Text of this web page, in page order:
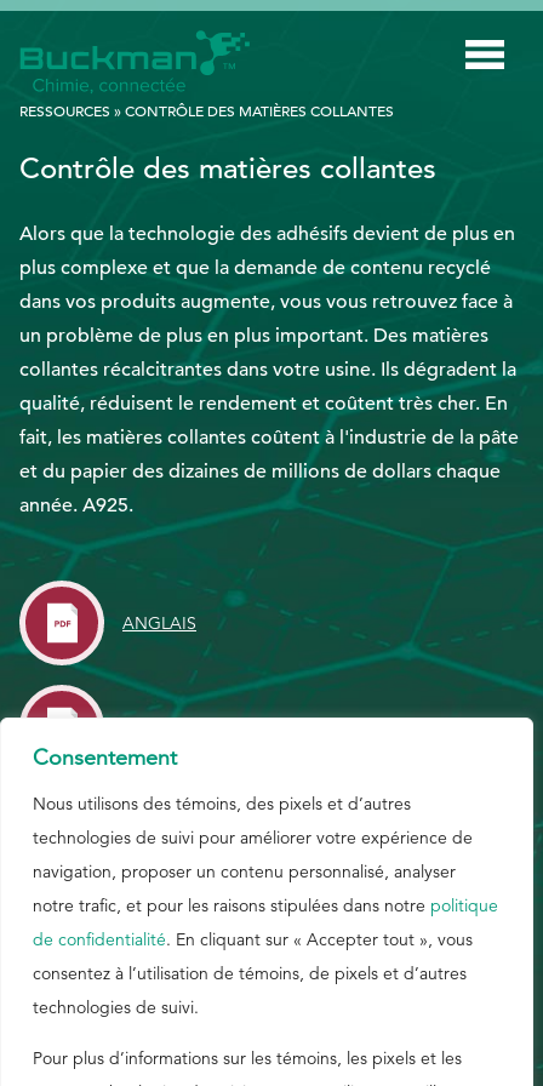
Consentement
Nous utilisons des témoins, des pixels et d’autres
technologies de suivi pour améliorer votre expérience de
navigation, proposer un contenu personnalisé, analyser
notre trafic, et pour les raisons stipulées dans notre politique
de confidentialité. En cliquant sur « Accepter tout », vous
consentez à l’utilisation de témoins, de pixels et d’autres
technologies de suivi.
Pour plus d’informations sur les témoins, les pixels et les
INDUSTRIES
TECHNOLOGIE INTELLIGENTE
INNOVATION
APPLICATIONS
DURABILITÉ
À PROPOS DE NOUS
BLOGUE
Nous joindre
Carrières
Rechercher
:
Rechercher
RESSOURCES »CONTRÔLE DES MATIÈRES COLLANTES
Contrôle des matières collantes
Alors que la technologie des adhésifs devient de plus en
plus complexe et que la demande de contenu recyclé
dans vos produits augmente, vous vous retrouvez face à
un problème de plus en plus important. Des matières
collantes récalcitrantes dans votre usine. Ils dégradent la
qualité, réduisent le rendement et coûtent très cher. En
fait, les matières collantes coûtent à l'industrie de la pâte
et du papier des dizaines de millions de dollars chaque
année. A925.
ANGLAIS
FRANÇAIS
PORTUGUAIS